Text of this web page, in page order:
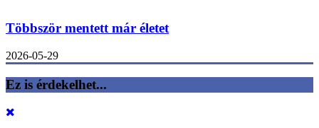
Többször mentett már életet
2026-05-29
Ez is érdekelhet...